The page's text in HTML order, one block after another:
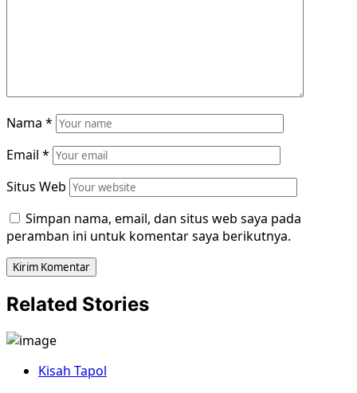
Nama *
Email *
Situs Web
Simpan nama, email, dan situs web saya pada
peramban ini untuk komentar saya berikutnya.
Related Stories
Kisah Tapol